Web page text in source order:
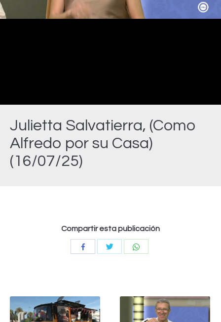
Julietta Salvatierra, (Como
Alfredo por su Casa)
(16/07/25)
Video
Compartir esta publicación
CompartirCompartir